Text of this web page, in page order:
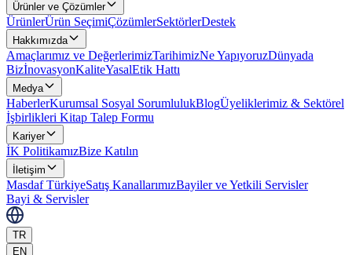
Ürünler ve Çözümler
ÜrünlerÜrün SeçimiÇözümlerSektörlerDestek
Hakkımızda
Amaçlarımız ve DeğerlerimizTarihimizNe YapıyoruzDünyada
BizİnovasyonKaliteYasalEtik Hattı
Medya
HaberlerKurumsal Sosyal SorumlulukBlogÜyeliklerimiz & Sektörel
İşbirlikleri Kitap Talep Formu
Kariyer
İK PolitikamızBize Katılın
İletişim
Masdaf TürkiyeSatış KanallarımızBayiler ve Yetkili Servisler
Bayi & Servisler
TR
EN